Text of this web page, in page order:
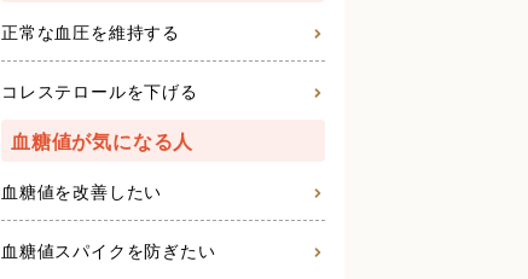
正常な血圧を維持する
コレステロールを下げる
血糖値が気になる人
血糖値を改善したい
血糖値スパイクを防ぎたい